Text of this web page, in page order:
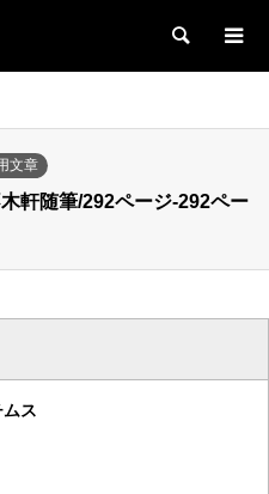
検索
文章
軒随筆/292ページ-292ペー
ス